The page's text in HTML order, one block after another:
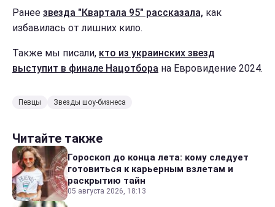
Ранее звезда "Квартала 95" рассказала, как
избавилась от лишних кило.
Также мы писали, кто из украинских звезд
выступит в финале Нацотбора на Евровидение 2024.
Певцы Звезды шоу-бизнеса
Читайте также
Гороскоп до конца лета: кому следует
готовиться к карьерным взлетам и
раскрытию тайн
05 августа 2026, 18:13